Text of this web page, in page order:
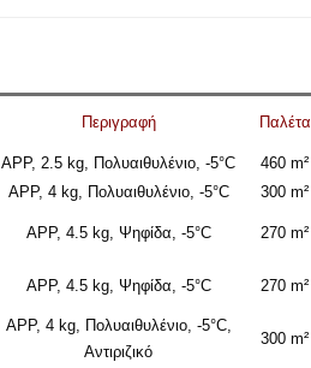
Περιγραφή Παλέτα
APP, 2.5 kg, Πολυαιθυλένιο, -5°C
460 m²
APP, 4 kg, Πολυαιθυλένιο, -5°C 300 m²
APP, 4.5 kg, Ψηφίδα, -5°C 270 m²
APP, 4.5 kg, Ψηφίδα, -5°C 270 m²
APP, 4 kg, Πολυαιθυλένιο, -5°C,
Αντιριζικό
300 m²